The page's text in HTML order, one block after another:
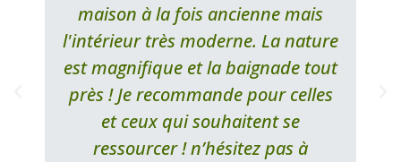
maison à la fois ancienne mais
l'intérieur très moderne. La nature
est magnifique et la baignade tout
près ! Je recommande pour celles
et ceux qui souhaitent se
ressourcer ! n’hésitez pas à